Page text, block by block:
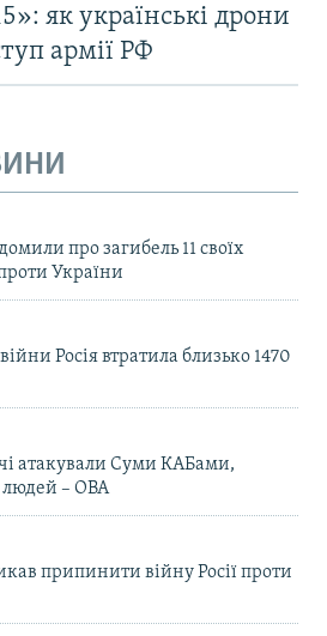
як українські дрони
армії РФ
про загибель 11 своїх
України
Росія втратила близько 1470
атакували Суми КАБами,
людей – ОВА
припинити війну Росії проти